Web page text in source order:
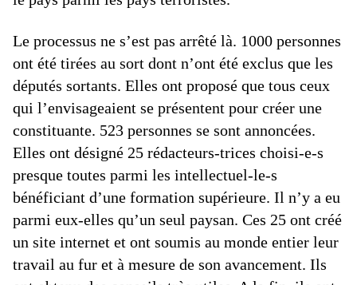
Le processus ne s’est pas arrêté là. 1000 personnes
ont été tirées au sort dont n’ont été exclus que les
députés sortants. Elles ont proposé que tous ceux
qui l’envisageaient se présentent pour créer une
constituante. 523 personnes se sont annoncées.
Elles ont désigné 25 rédacteurs-trices choisi-e-s
presque toutes parmi les intellectuel-le-s
bénéficiant d’une formation supérieure. Il n’y a eu
parmi eux-elles qu’un seul paysan. Ces 25 ont créé
un site internet et ont soumis au monde entier leur
travail au fur et à mesure de son avancement. Ils